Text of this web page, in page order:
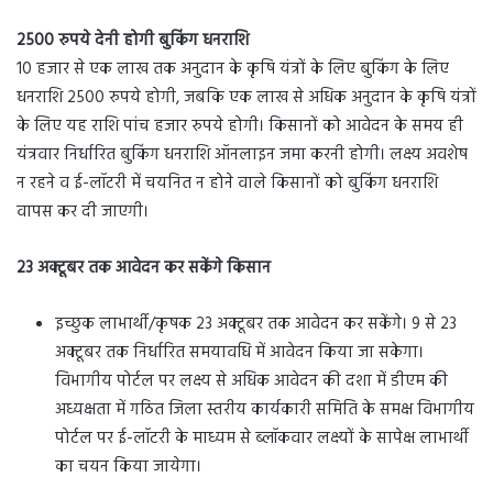
2500 रुपये देनी होगी बुकिंग धनराशि
10 हजार से एक लाख तक अनुदान के कृषि यंत्रों के लिए बुकिंग के लिए
धनराशि 2500 रुपये होगी, जबकि एक लाख से अधिक अनुदान के कृषि यंत्रों
के लिए यह राशि पांच हजार रुपये होगी। किसानों को आवेदन के समय ही
यंत्रवार निर्धारित बुकिंग धनराशि ऑनलाइन जमा करनी होगी। लक्ष्य अवशेष
न रहने व ई-लॉटरी में चयनित न होने वाले किसानों को बुकिंग धनराशि
वापस कर दी जाएगी।
23 अक्टूबर तक आवेदन कर सकेंगे किसान
इच्छुक लाभार्थी/कृषक 23 अक्टूबर तक आवेदन कर सकेंगे। 9 से 23
अक्टूबर तक निर्धारित समयावधि में आवेदन किया जा सकेगा।
विभागीय पोर्टल पर लक्ष्य से अधिक आवेदन की दशा में डीएम की
अध्यक्षता में गठित जिला स्तरीय कार्यकारी समिति के समक्ष विभागीय
पोर्टल पर ई-लॉटरी के माध्यम से ब्लॉकवार लक्ष्यों के सापेक्ष लाभार्थी
का चयन किया जायेगा।